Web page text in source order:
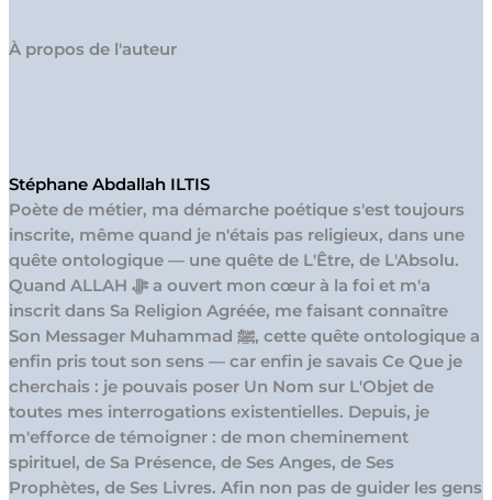
À propos de l'auteur
Stéphane Abdallah ILTIS
Poète de métier, ma démarche poétique s'est toujours
inscrite, même quand je n'étais pas religieux, dans une
quête ontologique — une quête de L'Être, de L'Absolu.
Quand ALLAH ﷻ a ouvert mon cœur à la foi et m'a
inscrit dans Sa Religion Agréée, me faisant connaître
Son Messager Muhammad ﷺ, cette quête ontologique a
enfin pris tout son sens — car enfin je savais Ce Que je
cherchais : je pouvais poser Un Nom sur L'Objet de
toutes mes interrogations existentielles. Depuis, je
m'efforce de témoigner : de mon cheminement
spirituel, de Sa Présence, de Ses Anges, de Ses
Prophètes, de Ses Livres. Afin non pas de guider les gens